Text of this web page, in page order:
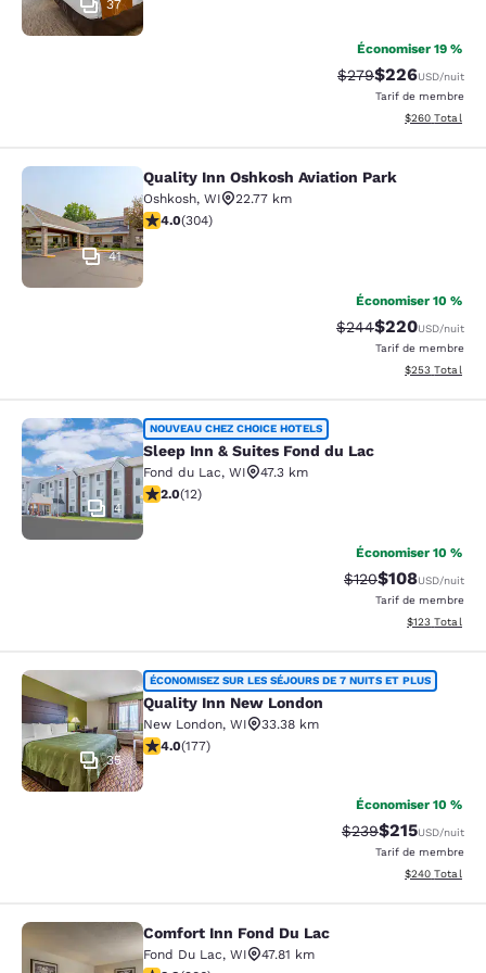
37
Économiser 19 %
Tarif barré :
$279Tarif réduit :
$226USD/nuit
Tarif de membre
Afficher les
$260 Total
Quality Inn Oshkosh Aviation Park
41
Quality Inn Oshkosh Aviation Park
Oshkosh, WI
22.77 km
4.01 étoiles. Très bon. 304 commentaires
4.0(304)
Économiser 10 %
Tarif barré :
$244Tarif réduit :
$220USD/nuit
Tarif de membre
Afficher les
$253 Total
Sleep Inn & Suites Fond du Lac
4
NOUVEAU CHEZ CHOICE HOTELS
Sleep Inn & Suites Fond du Lac
Fond du Lac, WI
47.3 km
2 étoiles. Moyen. 12 commentaires
2.0(12)
Économiser 10 %
Tarif barré :
$120Tarif réduit :
$108USD/nuit
Tarif de membre
Afficher les
$123 Total
Quality Inn New London
35
ÉCONOMISEZ SUR LES SÉJOURS DE 7 NUITS ET PLUS
Quality Inn New London
New London, WI
33.38 km
4.03 étoiles. Très bon. 177 commentaires
4.0(177)
Économiser 10 %
Tarif barré :
$239Tarif réduit :
$215USD/nuit
Tarif de membre
Afficher les
$240 Total
Comfort Inn Fond Du Lac
Comfort Inn Fond Du Lac
Fond Du Lac, WI
47.81 km